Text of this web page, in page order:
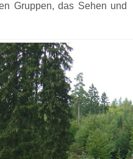
Gruppen, das Sehen und